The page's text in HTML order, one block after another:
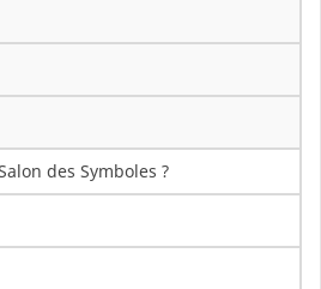
des Symboles ?